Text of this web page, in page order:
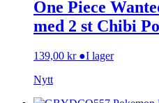
One Piece
med 2 st Chibi
139,00 kr ●I lager
Nytt